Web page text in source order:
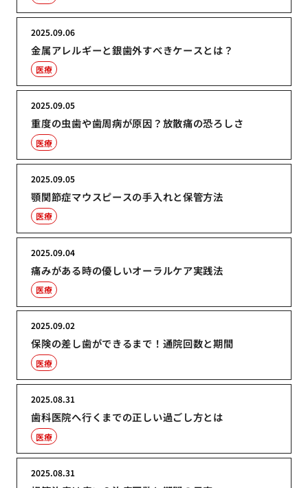
金属アレルギーと銀歯外すべきケースとは？
2025.09.06
医療
重度の虫歯や歯周病が原因？放散痛の恐ろしさ
2025.09.05
医療
顎関節症マウスピースの手入れと保管方法
2025.09.05
医療
痛みがある時の優しいオーラルケア実践法
2025.09.04
医療
保険の差し歯ができるまで！通院回数と期間
2025.09.02
医療
歯科医院へ行くまでの正しい過ごし方とは
2025.08.31
医療
2025.08.31